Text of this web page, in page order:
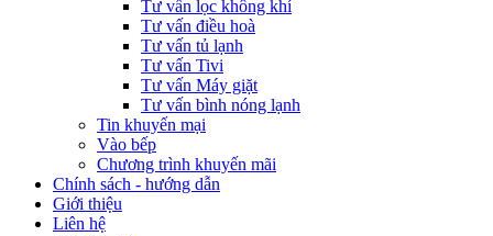
Tư vấn lọc không khí
Tư vấn điều hoà
Tư vấn tủ lạnh
Tư vấn Tivi
Tư vấn Máy giặt
Tư vấn bình nóng lạnh
Tin khuyến mại
Vào bếp
Chương trình khuyến mãi
Chính sách - hướng dẫn
Giới thiệu
Liên hệ